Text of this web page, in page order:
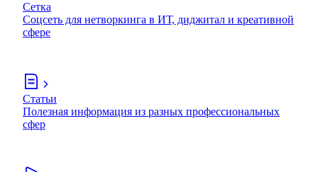
Сетка
Соцсеть для нетворкинга в ИТ, диджитал и креативной
сфере
Статьи
Полезная информация из разных профессиональных
сфер